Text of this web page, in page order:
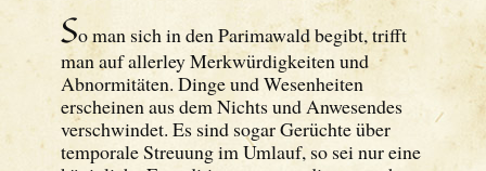
So man sich in den Parimawald begibt, trifft
man auf allerley Merkwürdigkeiten und
Abnormitäten. Dinge und Wesenheiten
erscheinen aus dem Nichts und Anwesendes
verschwindet. Es sind sogar Gerüchte über
temporale Streuung im Umlauf, so sei nur eine